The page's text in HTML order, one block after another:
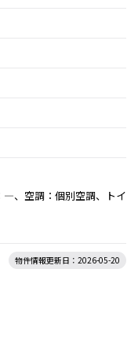
―、空調：個別空調、トイ
物件情報更新日：2026-05-20